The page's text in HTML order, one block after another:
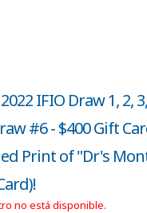
IFIO Draw 1, 2,
#6 - $400 Gift
Print of "Dr's
no está disponible.